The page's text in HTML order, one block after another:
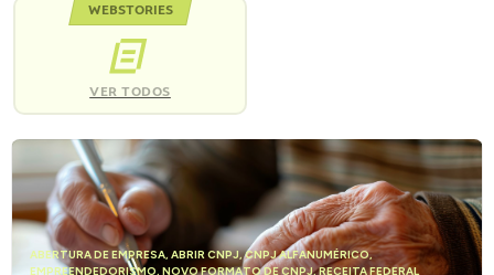
WEBSTORIES
VER TODOS
ABERTURA DE EMPRESA, ABRIR CNPJ,CNPJ ALFANUMÉRICO,
EMPREENDEDORISMO, NOVO FORMATO DE CNPJ,RECEITA FEDERAL